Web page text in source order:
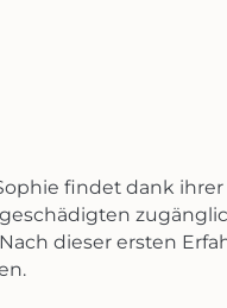
findet dank
dieser ersten